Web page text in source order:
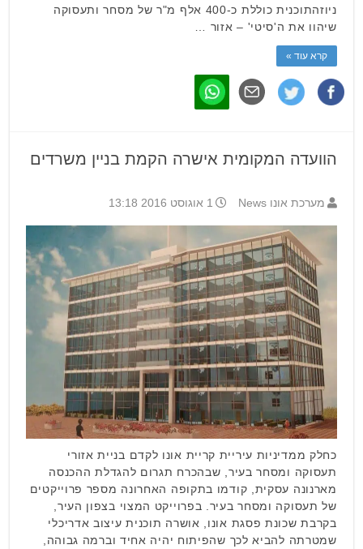
ניוזהתוכנית כוללת כ-400 אלף מ"ר של מסחר ותעסוקה
שיהוו את ה'סיטי' – אזור …
קרא עוד »
הוועדה המקומית אישרה הקמת בניין משרדים
מערכת אונו News 1 אוגוסט 2016 13:18
כחלק ממדיניות עיריית קריית אונו לקדם בניית אזורי
תעסוקה ומסחר בעיר, שבהכרח תגרום להגדלת ההכנסה
מארנונה עסקית, קודמו בתקופה האחרונה מספר פרוייקטים
של תעסוקה ומסחר בעיר. בפרוייקט המצוי בצפון העיר,
בקרבת שכונת פסגת אונו, אושרה תוכנית עיצוב אדריכלי
שמטרתה להביא לכך שהפיתוח יהיה אחיד וברמה גבוהה,